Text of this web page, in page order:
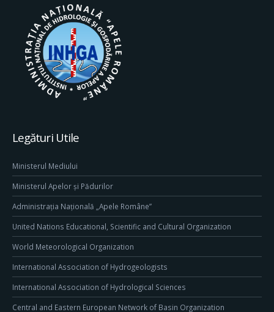
Legături Utile
Ministerul Mediului
Ministerul Apelor și Pădurilor
Administrația Națională „Apele Române”
United Nations Educational, Scientific and Cultural Organization
World Meteorological Organization
International Association of Hydrogeologists
International Association of Hydrological Sciences
Central and Eastern European Network of Basin Organization